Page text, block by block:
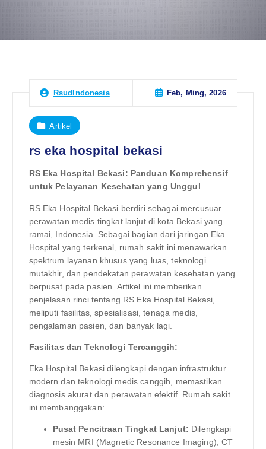
RsudIndonesia Feb, Ming, 2026
Artikel
rs eka hospital bekasi
RS Eka Hospital Bekasi: Panduan Komprehensif
untuk Pelayanan Kesehatan yang Unggul
RS Eka Hospital Bekasi berdiri sebagai mercusuar
perawatan medis tingkat lanjut di kota Bekasi yang
ramai, Indonesia. Sebagai bagian dari jaringan Eka
Hospital yang terkenal, rumah sakit ini menawarkan
spektrum layanan khusus yang luas, teknologi
mutakhir, dan pendekatan perawatan kesehatan yang
berpusat pada pasien. Artikel ini memberikan
penjelasan rinci tentang RS Eka Hospital Bekasi,
meliputi fasilitas, spesialisasi, tenaga medis,
pengalaman pasien, dan banyak lagi.
Fasilitas dan Teknologi Tercanggih:
Eka Hospital Bekasi dilengkapi dengan infrastruktur
modern dan teknologi medis canggih, memastikan
diagnosis akurat dan perawatan efektif. Rumah sakit
ini membanggakan:
Pusat Pencitraan Tingkat Lanjut: Dilengkapi
mesin MRI (Magnetic Resonance Imaging), CT